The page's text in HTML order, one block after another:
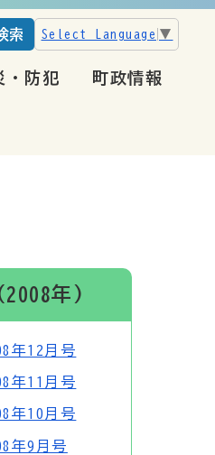
・防犯 町政情報
索 Select Language ▼
年)
年12月号
年11月号
年10月号
年9月号